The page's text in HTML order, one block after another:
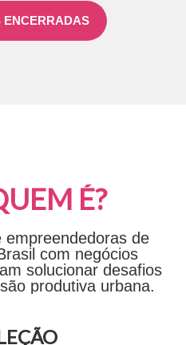
ENCERRADAS
É?
empreendedoras de
com negócios
solucionar desafios
produtiva urbana.